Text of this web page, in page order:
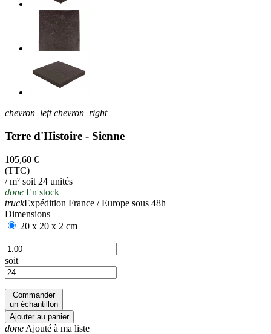
chevron_left chevron_right
Terre d'Histoire - Sienne
105,60 €
(TTC)
/ m² soit 24 unités
done En stock
truckExpédition France / Europe sous 48h
Dimensions
20 x 20 x 2 cm
soit
Commander
un échantillon
Ajouter au panier
done Ajouté à ma liste